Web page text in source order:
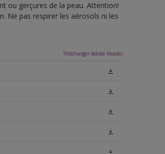
ou gerçures de la peau. Attention!
Ne pas respirer les aérosols ni les
Télécharger Adobe Reader